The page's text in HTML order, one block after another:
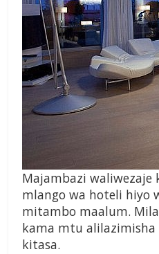
Majambazi waliwezaje
mlango wa hoteli hiyo
mitambo maalum.
kama mtu
kitasa.